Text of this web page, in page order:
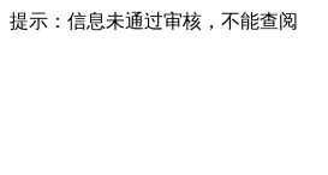
提示：信息未通过审核，不能查阅